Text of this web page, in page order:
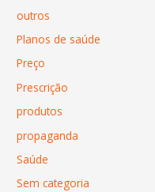
outros
Planos de saúde
Preço
Prescrição
produtos
propaganda
Saúde
Sem categoria